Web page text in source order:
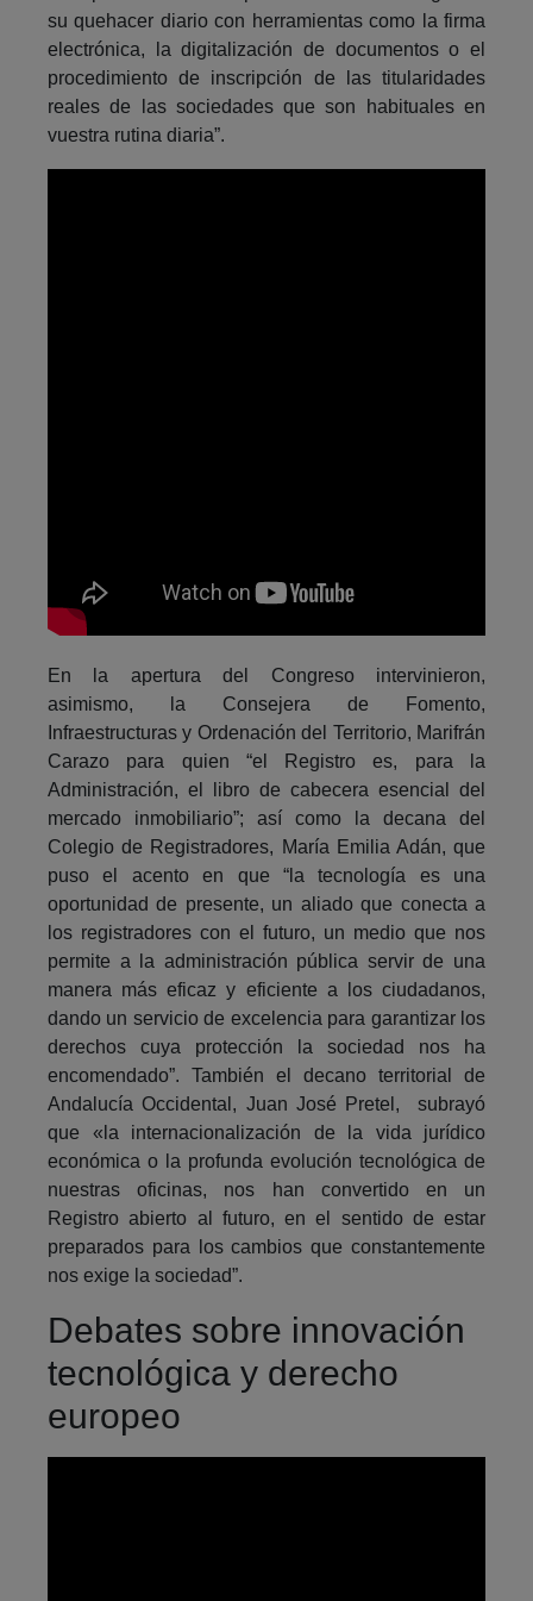
su quehacer diario con herramientas como la firma
electrónica, la digitalización de documentos o el
procedimiento de inscripción de las titularidades
reales de las sociedades que son habituales en
vuestra rutina diaria”.
En la apertura del Congreso intervinieron,
asimismo, la Consejera de Fomento,
Infraestructuras y Ordenación del Territorio, Marifrán
Carazo para quien “el Registro es, para la
Administración, el libro de cabecera esencial del
mercado inmobiliario”; así como la decana del
Colegio de Registradores, María Emilia Adán, que
puso el acento en que “la tecnología es una
oportunidad de presente, un aliado que conecta a
los registradores con el futuro, un medio que nos
permite a la administración pública servir de una
manera más eficaz y eficiente a los ciudadanos,
dando un servicio de excelencia para garantizar los
derechos cuya protección la sociedad nos ha
encomendado”. También el decano territorial de
Andalucía Occidental, Juan José Pretel, subrayó
que «la internacionalización de la vida jurídico
económica o la profunda evolución tecnológica de
nuestras oficinas, nos han convertido en un
Registro abierto al futuro, en el sentido de estar
preparados para los cambios que constantemente
nos exige la sociedad”.
Debates sobre innovación
tecnológica y derecho
europeo